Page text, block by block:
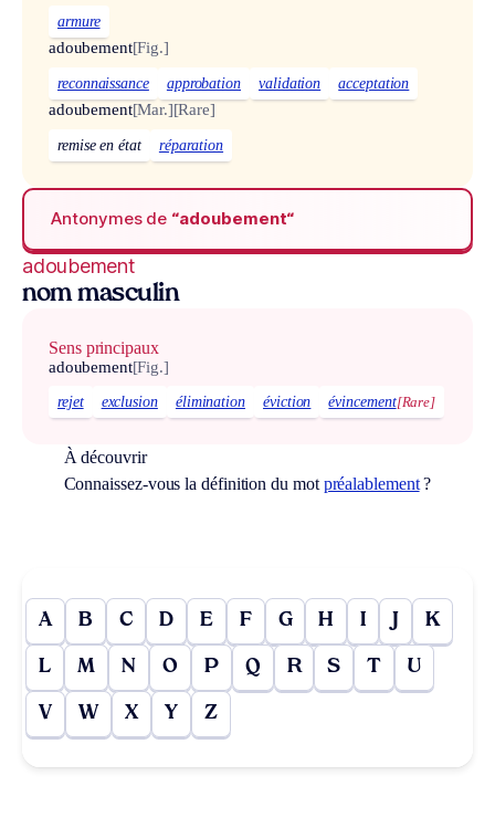
armure
adoubement[Fig.]
reconnaissance approbation validation acceptation
adoubement[Mar.][Rare]
remise en état réparation
Antonymes de “adoubement“
adoubement
nom masculin
Sens principaux
adoubement[Fig.]
rejet exclusion élimination éviction évincement[Rare]
À découvrir
Connaissez-vous la définition du mot préalablement?
A B C D E F G H I J K
L M N O P Q R S T U
V W X Y Z